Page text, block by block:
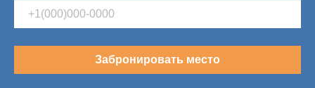
Забронировать место